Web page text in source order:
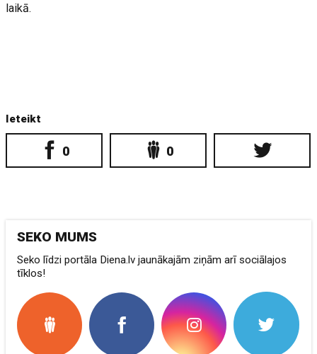
laikā.
Ieteikt
0 0
SEKO MUMS
Seko līdzi portāla Diena.lv jaunākajām ziņām arī sociālajos
tīklos!